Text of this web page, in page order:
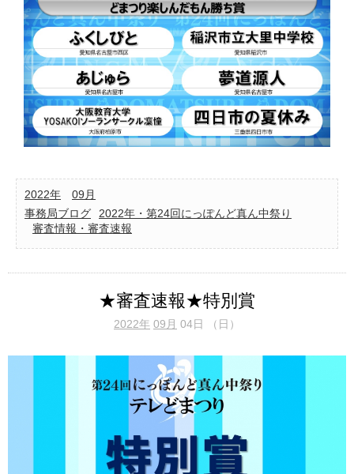
2022年
09月
事務局ブログ
2022年・第24回にっぽんど真ん中祭り
審査情報・審査速報
★審査速報★特別賞
2022年 09月 04日 （日）